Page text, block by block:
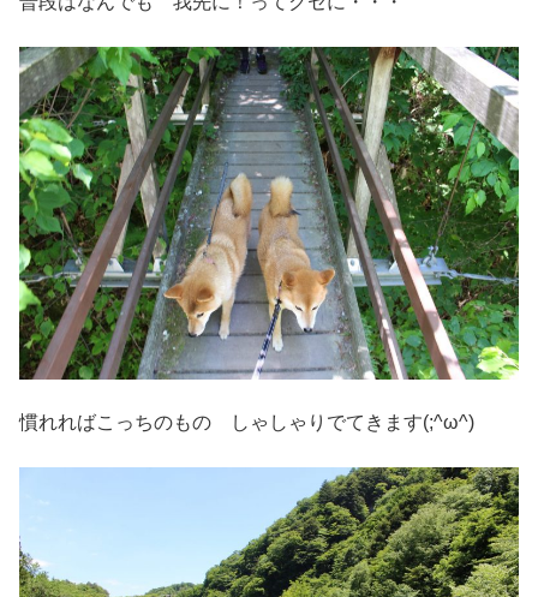
慣れればこっちのもの しゃしゃりでてきます(;^ω^)